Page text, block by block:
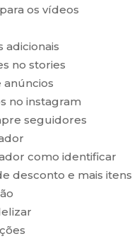
os vídeos
adicionais
no stories
anúncios
no instagram
seguidores
como identificar
desconto e mais itens